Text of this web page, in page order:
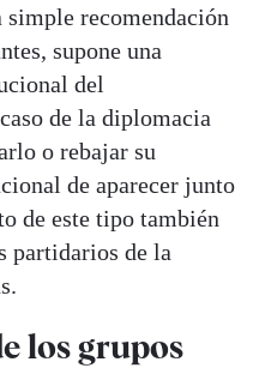
recomendación
supone una
del
de la diplomacia
o rebajar su
de aparecer junto
de este tipo también
partidarios de la
los grupos